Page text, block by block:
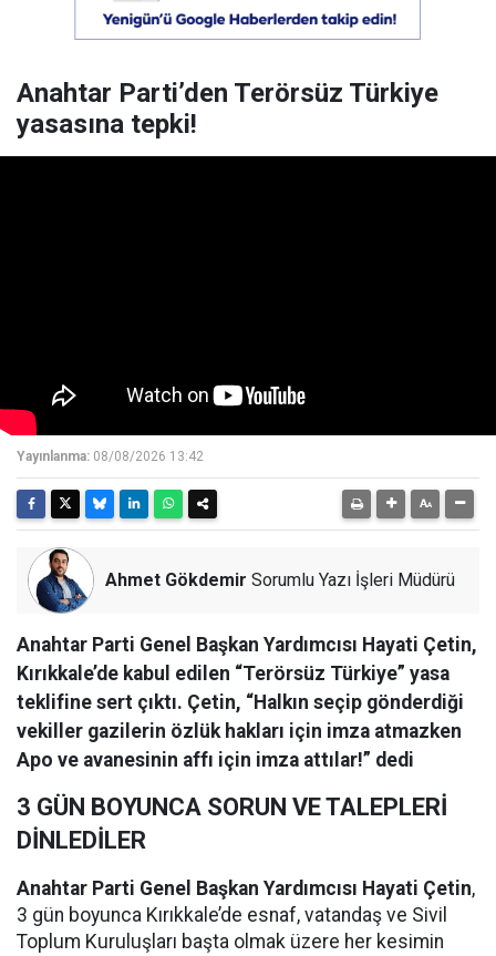
Anahtar Parti’den Terörsüz Türkiye
yasasına tepki!
Yayınlanma: 08/08/2026 13:42
Ahmet Gökdemir Sorumlu Yazı İşleri Müdürü
Anahtar Parti Genel Başkan Yardımcısı Hayati Çetin,
Kırıkkale’de kabul edilen “Terörsüz Türkiye” yasa
teklifine sert çıktı. Çetin, “Halkın seçip gönderdiği
vekiller gazilerin özlük hakları için imza atmazken
Apo ve avanesinin affı için imza attılar!” dedi
3 GÜN BOYUNCA SORUN VE TALEPLERİ
DİNLEDİLER
Anahtar Parti Genel Başkan Yardımcısı Hayati Çetin,
3 gün boyunca Kırıkkale’de esnaf, vatandaş ve Sivil
Toplum Kuruluşları başta olmak üzere her kesimin